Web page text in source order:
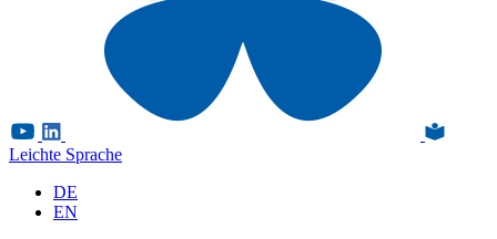
Leichte Sprache
DE
EN